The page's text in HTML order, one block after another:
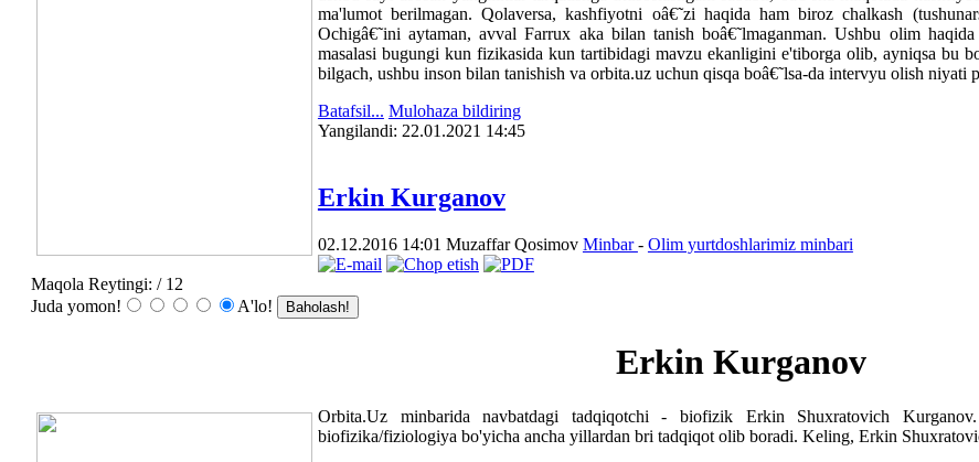
ma'lumot berilmagan. Qolaversa, kashfiyotni oâ€˜zi haqida ham biroz chalkash
Ochigâ€˜ini aytaman, avval Farrux aka bilan tanish boâ€˜lmaganman. Ushbu olim
masalasi bugungi kun fizikasida kun tartibidagi mavzu ekanligini e'tiborga olib, ayniqsa bu
bilgach, ushbu inson bilan tanishish va orbita.uz uchun qisqa boâ€˜lsa-da intervyu olish niyati
Batafsil... Mulohaza bildiring
Yangilаndi: 22.01.2021 14:45
Erkin Kurganov
02.12.2016 14:01 Muzaffar Qosimov Minbar- Olim yurtdoshlarimiz minbari
Maqola Reytingi: / 12
Juda yomon!
A'lo!
Erkin Kurganov
Orbita.Uz minbarida navbatdagi tadqiqotchi - biofizik Erkin Shuxratovich
biofizika/fiziologiya bo'yicha ancha yillardan bri tadqiqot olib boradi. Keling, Erkin